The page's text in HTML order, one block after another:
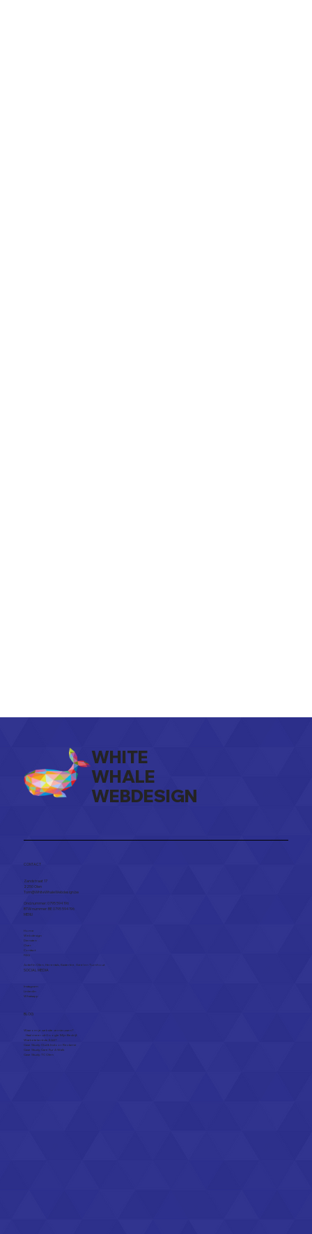
WHITE
WHALE
WEBDESIGN
CONTACT
Zandstraat 17
2250 Olen​
Tom@WhiteWhaleWebdesign.be
Ond.nummer: 0795 594 196
BTW nummer: BE 0795 594 196
MENU
Home
Webdesign
Diensten
Over
Contact
FAQ
Actief inOlen ,Herentals ,Kasterlee ,Geelen Turnhout
SOCIAL MEDIA
Instagram
Linkedin
Whatsapp
BLOG
Waarom je website vernieuwen?
Haal meer uit Google Mijn Bedrijf.
Wat betekent de EAA?
Case Study: Out & Indoor Reclame
Case Study: Care Fur A Walk
Case Study: TC Olen